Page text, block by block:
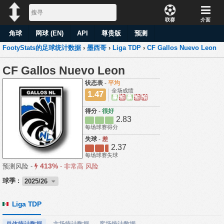
联赛 介面
角球 网球 (EN) API 尊贵版
预测
FootyStats的足球统计数据 › 墨西哥 › Liga TDP › CF Gallos Nuevo Leon
CF Gallos Nuevo Leon
状态表 - 平均
1.47 全场成绩
赢 输 赢 输 输
得分 - 很好
2.83
每场球赛得分
失球 - 差
2.37
每场球赛失球
预测风险 - 413% - 非常高 风险
球季 :
2025/26
Liga TDP